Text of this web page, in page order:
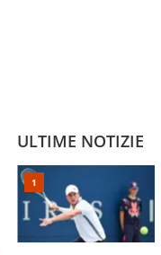
ULTIME NOTIZIE